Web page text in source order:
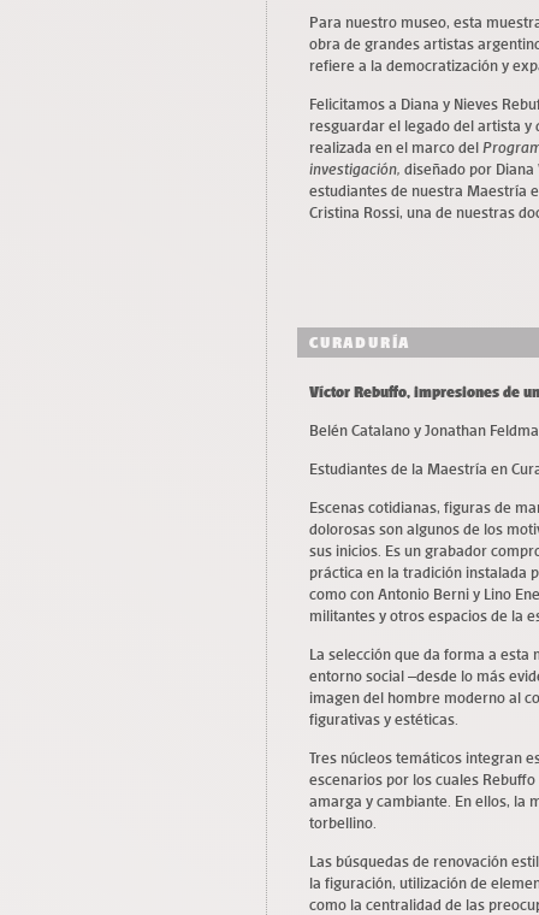
Para nuestro museo, esta
obra de grandes artistas
refiere a la democratización y
Felicitamos a Diana y Nieves
resguardar el legado del artista y
realizada en el marco del
investigación, diseñado por
estudiantes de nuestra Maestría
Cristina Rossi, una de nuestras
CURADURÍA
Víctor Rebuffo, impresiones de
Belén Catalano y Jonathan
Estudiantes de la Maestría en
Escenas cotidianas, figuras de
dolorosas son algunos de los
sus inicios. Es un grabador
práctica en la tradición instalada
como con Antonio Berni y Lino
militantes y otros espacios de la
La selección que da forma a esta
entorno social –desde lo más
imagen del hombre moderno al
figurativas y estéticas.
Tres núcleos temáticos integran
escenarios por los cuales
amarga y cambiante. En ellos, la
torbellino.
Las búsquedas de renovación
la figuración, utilización de
como la centralidad de las